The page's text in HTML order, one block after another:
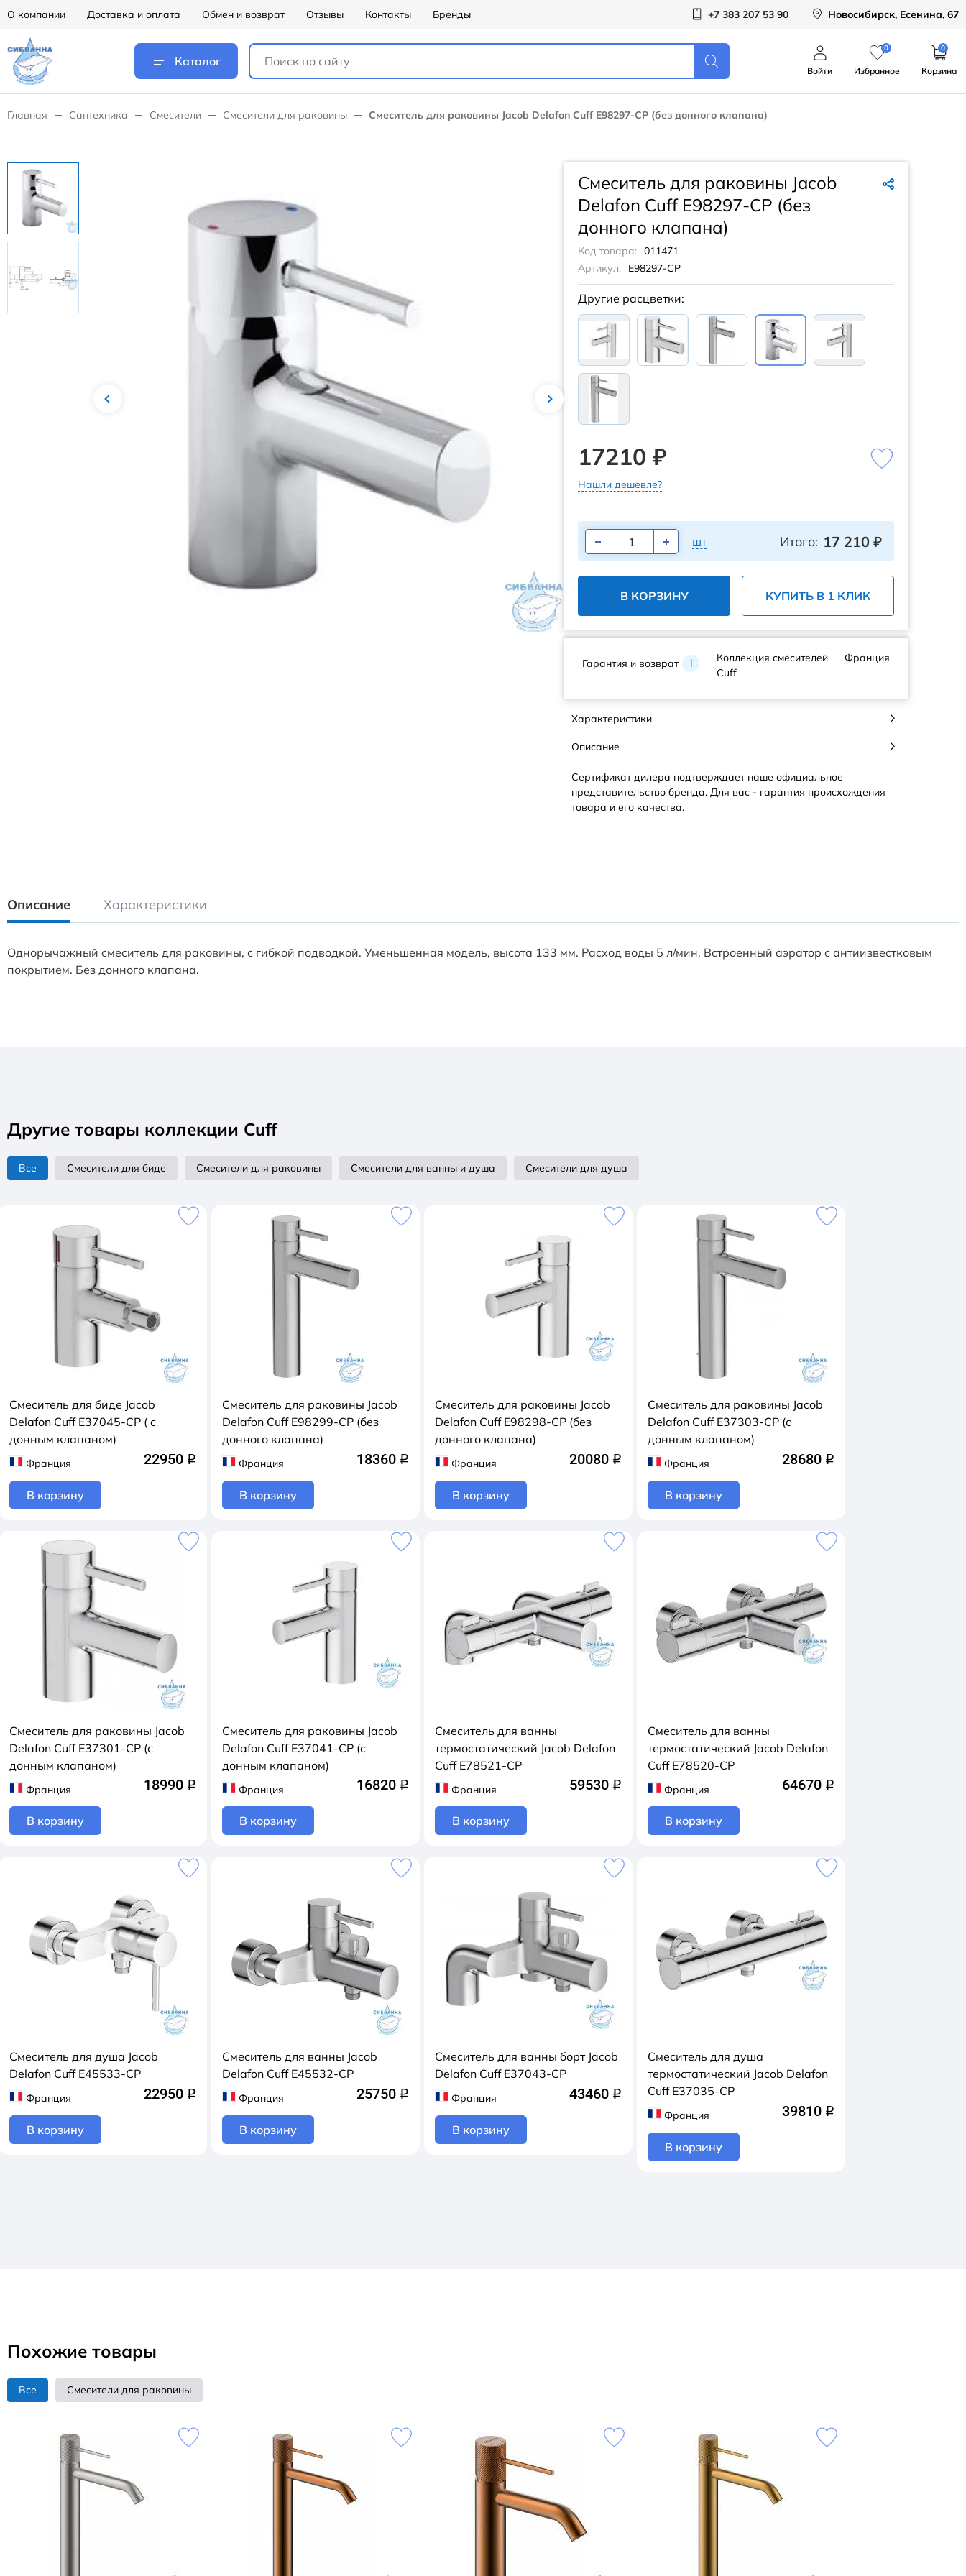
О компании Доставка и оплата Обмен и возврат Отзывы Контакты Бренды +7 383 207 53 90 Новосибирск, Есенина, 67
Каталог
Войти
0
Избранное
0
Корзина
Главная Сантехника Смесители Смесители для раковины Смеситель для раковины Jacob Delafon Cuff E98297-CP (без донного клапана)
Смеситель для раковины Jacob
Delafon Cuff E98297-CP (без
донного клапана)
Код товара: 011471
Артикул:
E98297-CP
Другие расцветки:
17210 ₽
Нашли дешевле?
шт Итого: 17 210 ₽
В КОРЗИНУ КУПИТЬ В 1 КЛИК
Гарантия и возврат i
Коллекция смесителей
Cuff
Франция
Характеристики
Описание
Сертификат дилера подтверждает наше официальное
представительство бренда. Для вас - гарантия происхождения
товара и его качества.
Описание Характеристики
Однорычажный смеситель для раковины, с гибкой подводкой. Уменьшенная модель, высота 133 мм. Расход воды 5 л/мин. Встроенный аэратор с антиизвестковым
покрытием. Без донного клапана.
Другие товары коллекции Cuff
Все Смесители для биде Смесители для раковины Смесители для ванны и душа Смесители для душа
Смеситель для биде Jacob
Delafon Cuff E37045-CP ( с
донным клапаном)
Франция 22950 q
В корзину
Смеситель для раковины Jacob
Delafon Cuff E98299-CP (без
донного клапана)
Франция 18360 q
В корзину
Смеситель для раковины Jacob
Delafon Cuff E98298-CP (без
донного клапана)
Франция 20080 q
В корзину
Смеситель для раковины Jacob
Delafon Cuff E37303-CP (с
донным клапаном)
Франция 28680 q
В корзину
Смеситель для раковины Jacob
Delafon Cuff E37301-CP (с
донным клапаном)
Франция 18990 q
В корзину
Смеситель для раковины Jacob
Delafon Cuff E37041-CP (с
донным клапаном)
Франция 16820 q
В корзину
Смеситель для ванны
термостатический Jacob Delafon
Cuff E78521-CP
Франция 59530 q
В корзину
Смеситель для ванны
термостатический Jacob Delafon
Cuff E78520-CP
Франция 64670 q
В корзину
Смеситель для душа Jacob
Delafon Cuff E45533-CP
Франция 22950 q
В корзину
Смеситель для ванны Jacob
Delafon Cuff E45532-CP
Франция 25750 q
В корзину
Смеситель для ванны борт Jacob
Delafon Cuff E37043-CP
Франция 43460 q
В корзину
Смеситель для душа
термостатический Jacob Delafon
Cuff E37035-CP
Франция 39810 q
В корзину
Похожие товары
Все Смесители для раковины